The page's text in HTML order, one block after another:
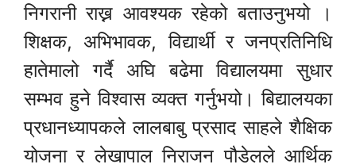
निगरानी राख्न आवश्यक रहेको बताउनुभयो ।
शिक्षक, अभिभावक, विद्यार्थी र जनप्रतिनिधि
हातेमालो गर्दै अघि बढेमा विद्यालयमा सुधार
सम्भव हुने विश्वास व्यक्त गर्नुभयो। बिद्यालयका
प्रधानध्यापकले लालबाबु प्रसाद साहले शैक्षिक
योजना र लेखापाल निराजन पौडेलले आर्थिक